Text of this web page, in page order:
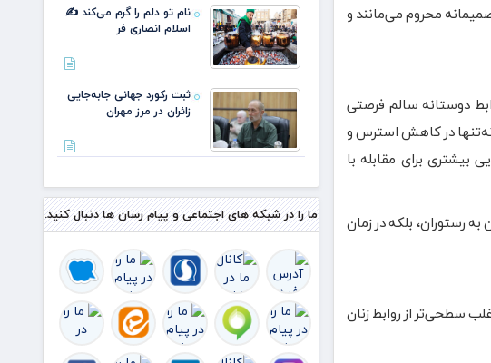
محروم می‌مانند و
دوستانه سالم فرصتی
در کاهش استرس و
برای مقابله با
رستوران، بلکه در زمان
سطحی‌تر از روابط زنان
نام تو دلم را گرم می‌کند ✍️
اسلام انصاری فر
ثبت رکورد جهانی جابه‌جایی
زائران در مرز مهران
ما را در شبکه های اجتماعی و پیام رسان ها دنبال کنید.